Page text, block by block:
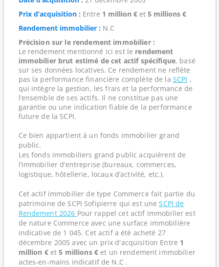
Prix d’acquisition :Entre 1 million €et 5 millions €
Rendement immobilier :N.C
Précision sur le rendement immobilier :
Le rendement mentionné ici est le rendement
immobilier brut estimé de cet actif spécifique, basé
sur ses données locatives. Ce rendement ne reflète
pas la performance financière complète de la SCPI ,
qui intègre la gestion, les frais et la performance de
l’ensemble de ses actifs. Il ne constitue pas une
garantie ou une indication fiable de la performance
future de la SCPI.
Ce bien appartient à un fonds immobilier grand
public.
Les fonds immobiliers grand public acquièrent de
l’immobilier d’entreprise (bureaux, commerces,
logistique, hôtellerie, locaux d’activité, etc.).
Cet actif immobilier de type Commerce fait partie du
patrimoine de SCPI Sofipierre qui est uneSCPI de
Rendement 2026 Pour rappel cet actif immobilier est
de nature Commerce avec une surface immobilière
indicative de 1 045. Cet actif a été acheté 27
décembre 2005 avec un prix d'acquisition Entre 1
million €et5 millions € et un rendement immobilier
actes-en-mains indicatif de N.C .